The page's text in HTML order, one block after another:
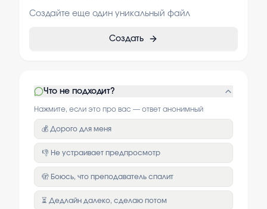
Создайте еще один уникальный файл
Создать
Что не подходит?
Нажмите, если это про вас — ответ анонимный
💰 Дорого для меня
👎 Не устраивает предпросмотр
🫣 Боюсь, что преподаватель спалит
⏳ Дедлайн далеко, сделаю потом